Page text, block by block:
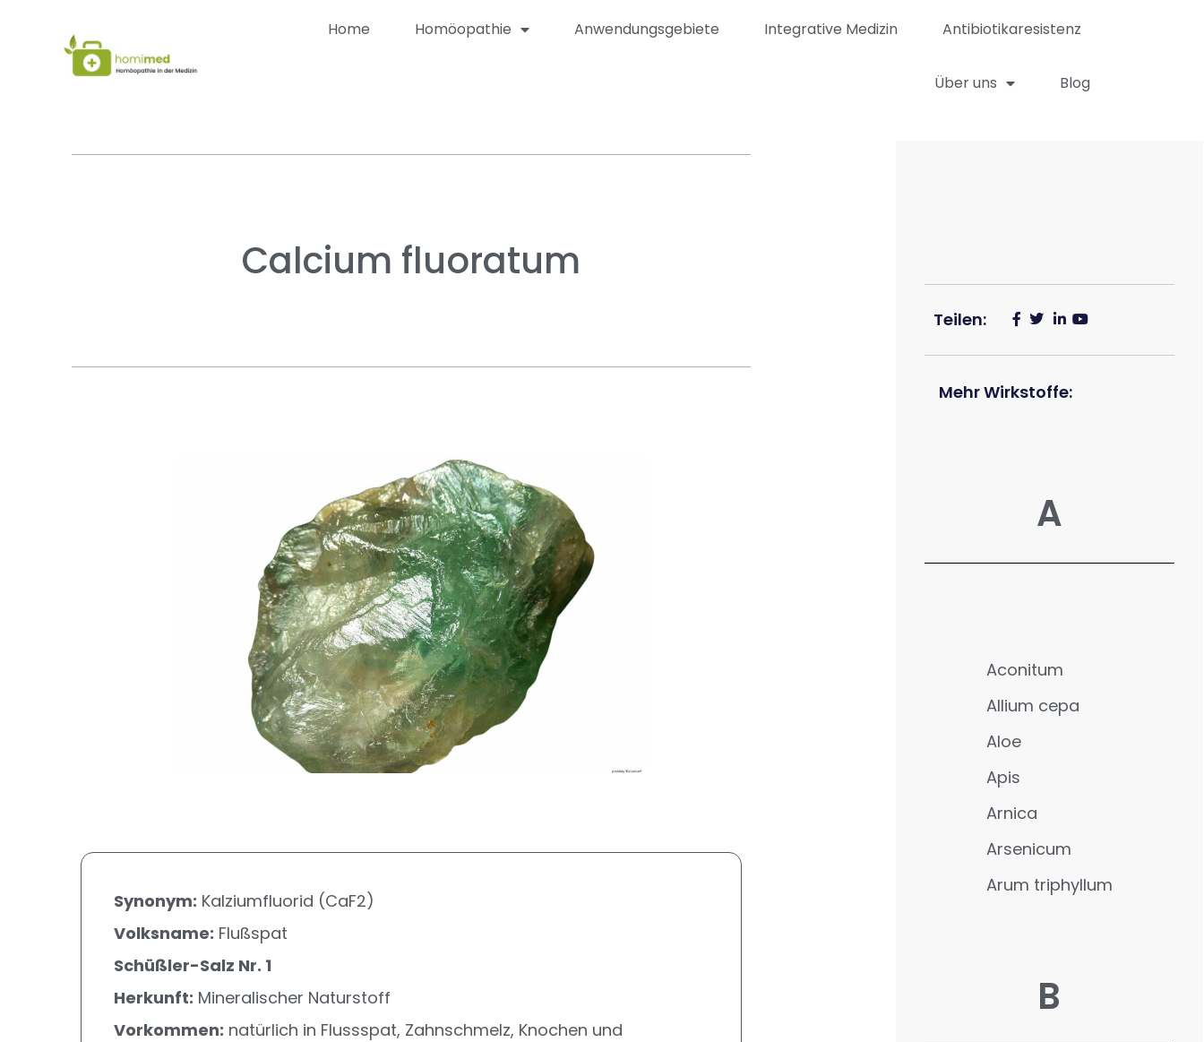
Home Homöopathie Anwendungsgebiete Integrative Medizin Antibiotikaresistenz
Über uns Blog
Calcium fluoratum
Synonym: Kalziumfluorid (CaF2)
Volksname: Flußspat
Schüßler-Salz Nr. 1
Herkunft: Mineralischer Naturstoff
Vorkommen: natürlich in Flussspat, Zahnschmelz, Knochen und
Teilen:
Mehr Wirkstoffe:
A
Aconitum
Allium cepa
Aloe
Apis
Arnica
Arsenicum
Arum triphyllum
B